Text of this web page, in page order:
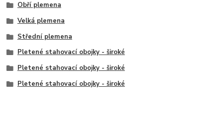
Obří plemena
Velká plemena
Střední plemena
Pletené stahovací obojky - široké
Pletené stahovací obojky - široké
Pletené stahovací obojky - široké